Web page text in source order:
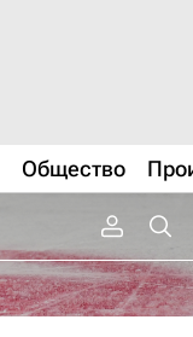
Общество